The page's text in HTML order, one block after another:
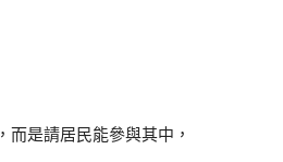
而是請居民能參與其中，